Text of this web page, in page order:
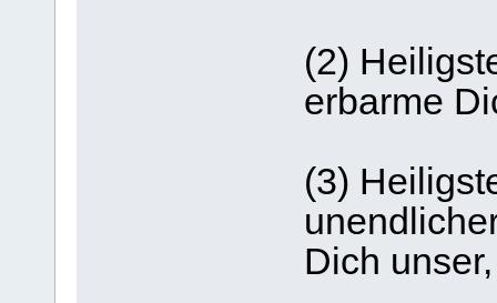
(2)
erbarme
(3)
Dich